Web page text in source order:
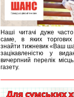
Наші читачі дуже
саме, в яких
знайти тижневик «Ваш
зацікавленістю у
вичерпний перелік
газету.